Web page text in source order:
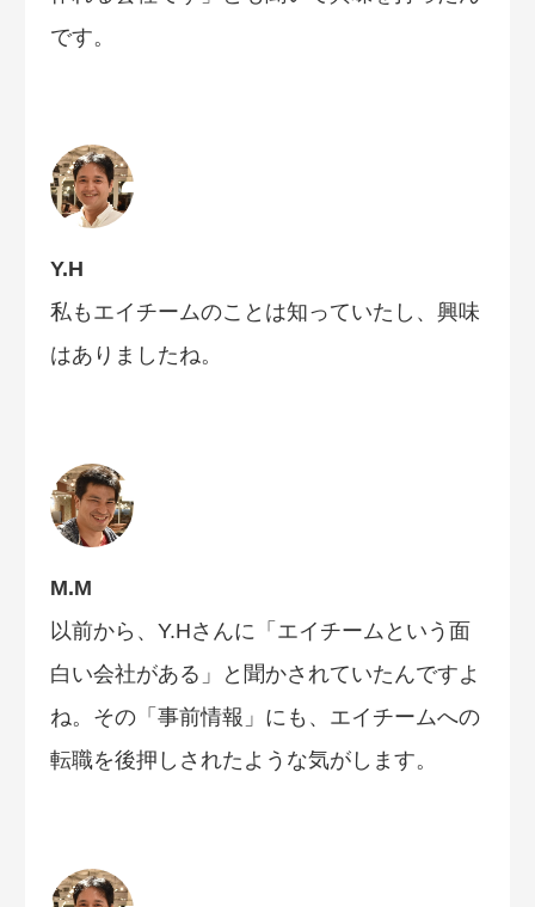
です。
Y.H
私もエイチームのことは知っていたし、興味
はありましたね。
M.M
以前から、Y.Hさんに「エイチームという面
白い会社がある」と聞かされていたんですよ
ね。その「事前情報」にも、エイチームへの
転職を後押しされたような気がします。